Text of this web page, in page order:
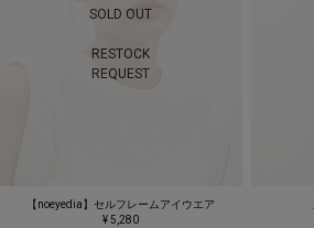
SOLD OUT
RESTOCK
REQUEST
【noeyedia】セルフレームアイウエア
¥ 5,280